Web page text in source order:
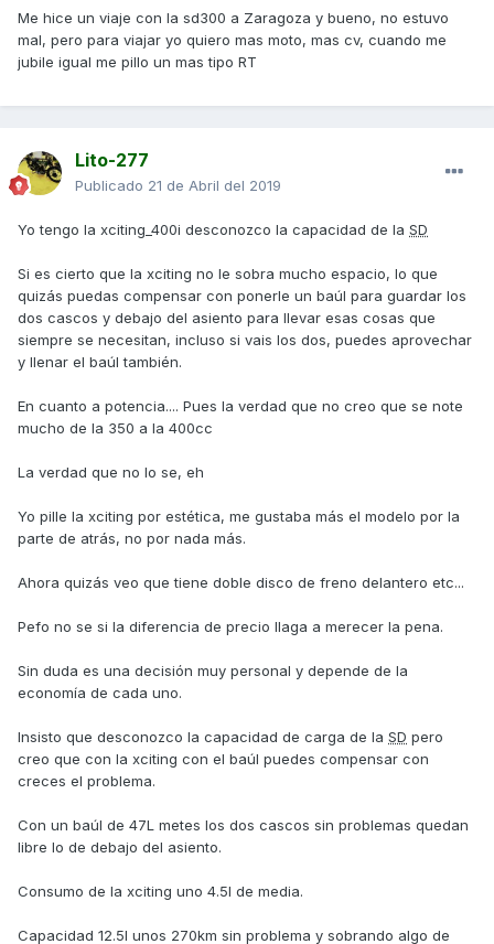
Me hice un viaje con la sd300 a Zaragoza y bueno, no estuvo
mal, pero para viajar yo quiero mas moto, mas cv, cuando me
jubile igual me pillo un mas tipo RT
Lito-277
Publicado 21 de Abril del 2019
Yo tengo la xciting_400i desconozco la capacidad de la SD
Si es cierto que la xciting no le sobra mucho espacio, lo que
quizás puedas compensar con ponerle un baúl para guardar los
dos cascos y debajo del asiento para llevar esas cosas que
siempre se necesitan, incluso si vais los dos, puedes aprovechar
y llenar el baúl también.
En cuanto a potencia.... Pues la verdad que no creo que se note
mucho de la 350 a la 400cc
La verdad que no lo se, eh
Yo pille la xciting por estética, me gustaba más el modelo por la
parte de atrás, no por nada más.
Ahora quizás veo que tiene doble disco de freno delantero etc...
Pefo no se si la diferencia de precio llaga a merecer la pena.
Sin duda es una decisión muy personal y depende de la
economía de cada uno.
Insisto que desconozco la capacidad de carga de la SD pero
creo que con la xciting con el baúl puedes compensar con
creces el problema.
Con un baúl de 47L metes los dos cascos sin problemas quedan
libre lo de debajo del asiento.
Consumo de la xciting uno 4.5l de media.
Capacidad 12.5l unos 270km sin problema y sobrando algo de